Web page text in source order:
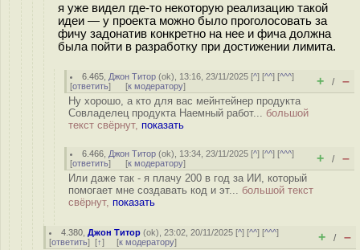
я уже видел где-то некоторую реализацию такой
идеи — у проекта можно было проголосовать за
фичу задонатив конкретно на нее и фича должна
была пойти в разработку при достижении лимита.
6.465 Джон Титор (ok), 13:16, 23/11/2025 [^] [^^] [^^^]
[ответить] [к модератору] + / –
Ну хорошо, а кто для вас мейнтейнер продукта
Совладелец продукта Наемный работ... большой
текст свёрнут, показать
6.466 Джон Титор (ok), 13:34, 23/11/2025 [^] [^^] [^^^]
[ответить] [к модератору] + / –
Или даже так - я плачу 200 в год за ИИ, который
помогает мне создавать код и эт... большой текст
свёрнут, показать
4.380 ,Джон Титор (ok), 23:02, 20/11/2025 [^] [^^] [^^^]
[ответить] [↑] [к модератору] + / –